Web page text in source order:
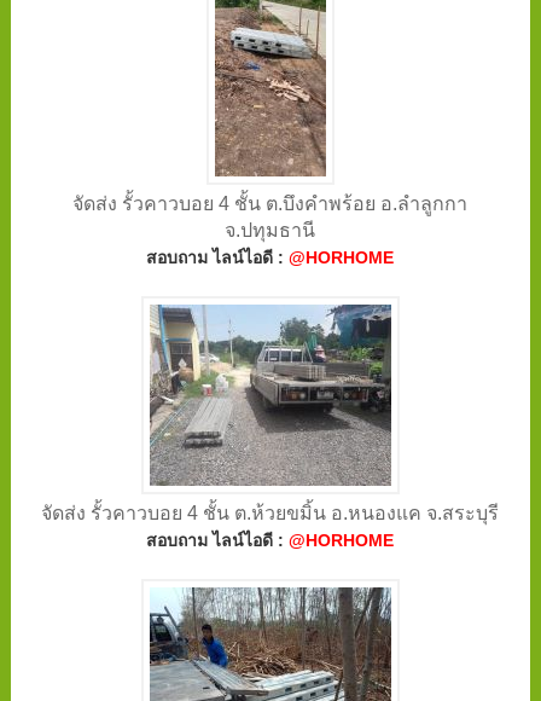
จัดส่ง รั้วคาวบอย 4 ชั้น ต.บึงคำพร้อย อ.ลำลูกกา
จ.ปทุมธานี
สอบถาม ไลน์ไอดี :@HORHOME
จัดส่ง รั้วคาวบอย 4 ชั้น ต.ห้วยขมิ้น อ.หนองแค จ.สระบุรี
สอบถาม ไลน์ไอดี :@HORHOME